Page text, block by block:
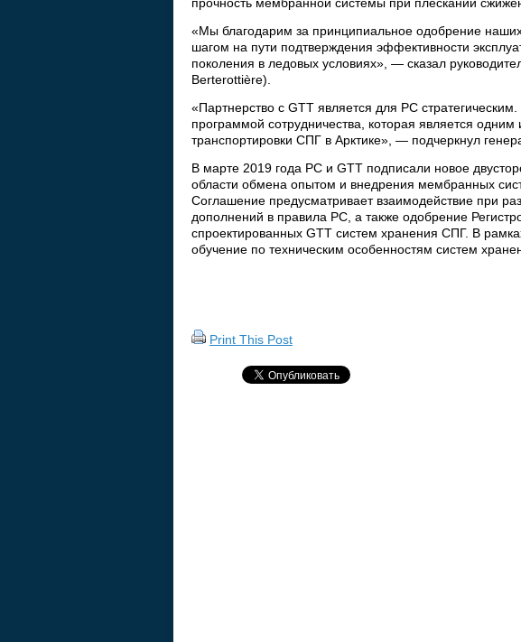
«Мы благодарим за принципиальное одобрение
шагом на пути подтверждения эффективности
поколения в ледовых условиях», — сказал
Berterottière).
«Партнерство с GTT является для РС
программой сотрудничества, которая является одним
транспортировки СПГ в Арктике», — подчеркнул
В марте 2019 года РС и GTT подписали новое
области обмена опытом и внедрения мембранных
Соглашение предусматривает взаимодействие при
дополнений в правила РС, а также одобрение
спроектированных GTT систем хранения СПГ. В
обучение по техническим особенностям систем
Print This Post